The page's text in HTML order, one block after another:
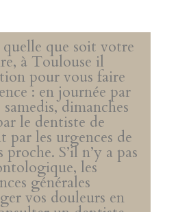
que soit votre
à Toulouse il
pour vous faire
: en journée par
dimanches
le dentiste de
par les urgences de
S’il n’y a pas
les
générales
vos douleurs en